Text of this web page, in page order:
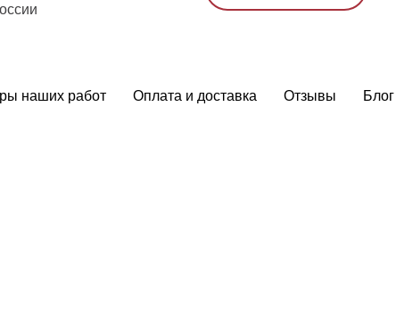
наших работ Оплата и доставка Отзывы Блог